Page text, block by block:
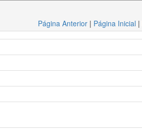
Página Anterior | Página Inicial |